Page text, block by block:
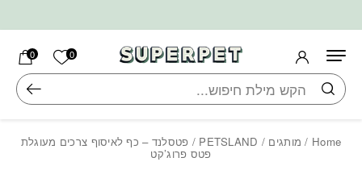
0 הרשימה
0
חיפוש
Home
/ מותגים /
PETSLAND / פטסלנד – כף לאיסוף צרכים מעוגלת
פטס פרוג’קט